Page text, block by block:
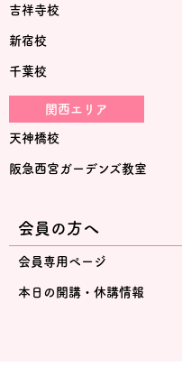
吉祥寺校
新宿校
千葉校
関西エリア
天神橋校
阪急西宮ガーデンズ教室
会員の方へ
会員専用ページ
本日の開講・休講情報